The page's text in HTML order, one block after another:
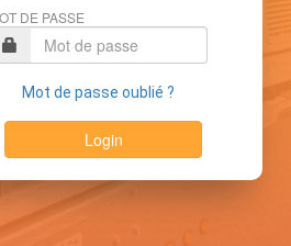
DE PASSE
Mot de passe oublié ?
Login